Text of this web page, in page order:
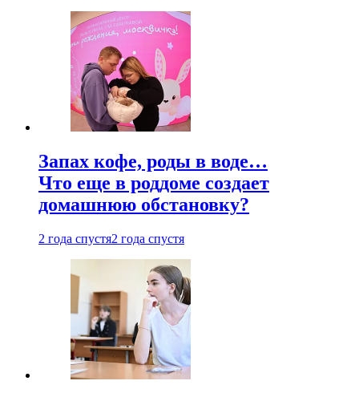
Запах кофе, роды в воде…
Что еще в роддоме создает
домашнюю обстановку?
2 года спустя2 года спустя